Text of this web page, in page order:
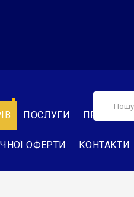
ПОСЛУГИ ПРО НАС
ОФЕРТИ КОНТАКТИ